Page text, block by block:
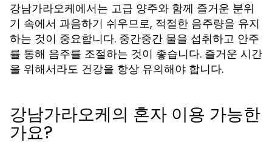
강남가라오케에서는 고급 양주와 함께 즐거운 분위
기 속에서 과음하기 쉬우므로, 적절한 음주량을 유지
하는 것이 중요합니다. 중간중간 물을 섭취하고 안주
를 통해 음주를 조절하는 것이 좋습니다. 즐거운 시간
을 위해서라도 건강을 항상 유의해야 합니다.
강남가라오케의 혼자 이용 가능한
가요?